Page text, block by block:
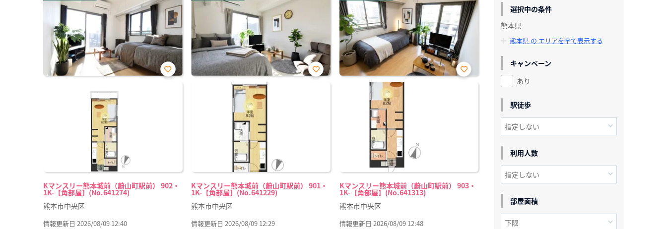
Kマンスリー熊本城前（蔚山町駅前） 902・
1K-【角部屋】(No.641274)
お気
熊本市中央区
情報更新日 2026/08/09 12:40
Kマンスリー熊本城前（蔚山町駅前） 901・
1K-【角部屋】(No.641229)
お気
熊本市中央区
情報更新日 2026/08/09 12:29
Kマンスリー熊本城前（蔚山町駅前） 903・
1K-【角部屋】(No.641313)
お気
熊本市中央区
情報更新日 2026/08/09 12:48
選択中の条件
熊本県
熊本県 の エリアを全て表示する
キャンペーン
あり
駅徒歩
利用人数
部屋面積